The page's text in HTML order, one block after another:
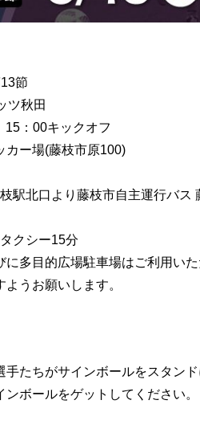
節
秋田
15：00キックオフ
カー場(藤枝市原100)
駅北口より藤枝市自主運行バス
クシー15分
に多目的広場駐車場はご利用いた
うお願いします。
たちがサインボールをスタンド
ボールをゲットしてください。